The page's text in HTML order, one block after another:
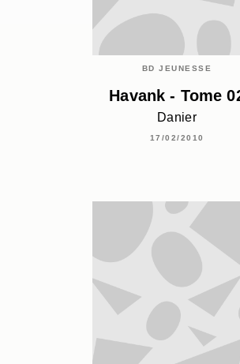
BD JEUNESSE
Havank - Tome
Danier
17/02/2010